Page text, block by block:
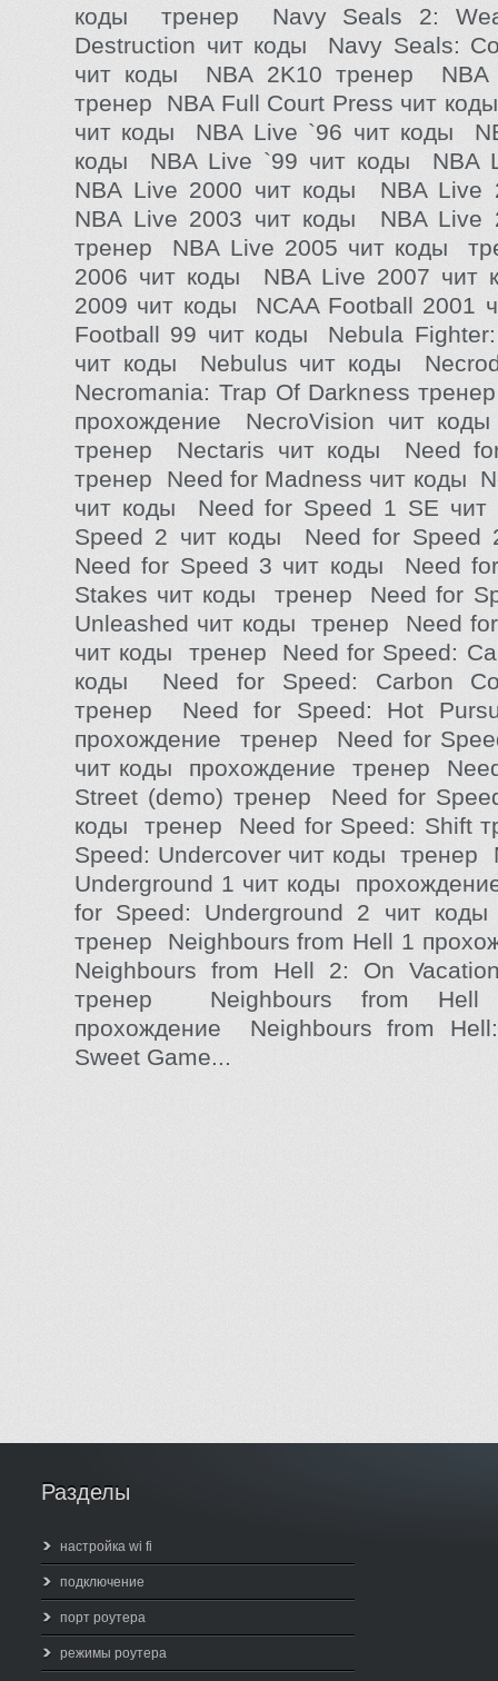
коды тренер Navy Seals 2:
Destruction чит коды Navy Seals:
чит коды NBA 2K10 тренер NBA
тренер NBA Full Court Press чит
чит коды NBA Live `96 чит коды
коды NBA Live `99 чит коды NBA
NBA Live 2000 чит коды NBA Live
NBA Live 2003 чит коды NBA Live
тренер NBA Live 2005 чит коды
2006 чит коды NBA Live 2007 чит
2009 чит коды NCAA Football 2001
Football 99 чит коды Nebula
чит коды Nebulus чит коды
Necromania: Trap Of Darkness
прохождение NecroVision чит
тренер Nectaris чит коды Need
тренер Need for Madness чит коды
чит коды Need for Speed 1 SE
Speed 2 чит коды Need for Speed
Need for Speed 3 чит коды Need
Stakes чит коды тренер Need for
Unleashed чит коды тренер Need
чит коды тренер Need for Speed:
коды Need for Speed: Carbon
тренер Need for Speed: Hot
прохождение тренер Need for
чит коды прохождение тренер
Street (demo) тренер Need for
коды тренер Need for Speed: Shift
Speed: Undercover чит коды тренер
Underground 1 чит коды
for Speed: Underground 2 чит
тренер Neighbours from Hell 1
Neighbours from Hell 2: On
тренер Neighbours from
прохождение Neighbours from
Sweet Game...
Разделы
настройка wi fi
подключение
порт роутера
режимы роутера